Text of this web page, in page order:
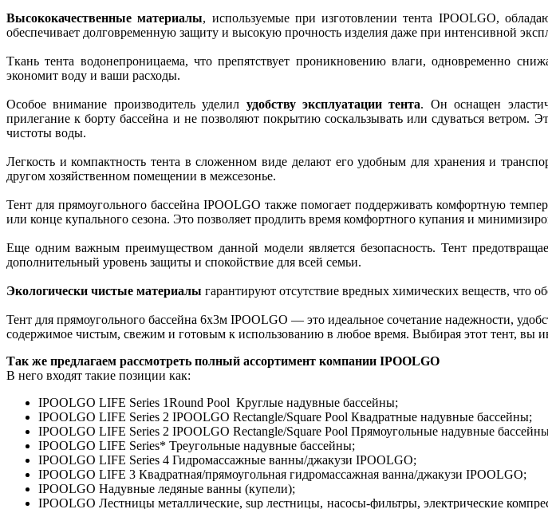
Высококачественные материалы, используемые при изготовлении тента IPOOLGO,
обеспечивает долговременную защиту и высокую прочность изделия даже при интенсивной
Ткань тента водонепроницаема, что препятствует проникновению влаги, одновременно
экономит воду и ваши расходы.
Особое внимание производитель уделил удобству эксплуатации тента. Он оснащен
прилегание к борту бассейна и не позволяют покрытию соскальзывать или сдуваться
чистоты воды.
Легкость и компактность тента в сложенном виде делают его удобным для хранения и
другом хозяйственном помещении в межсезонье.
Тент для прямоугольного бассейна IPOOLGO также помогает поддерживать комфортную
или конце купального сезона. Это позволяет продлить время комфортного купания и
Еще одним важным преимуществом данной модели является безопасность. Тент
дополнительный уровень защиты и спокойствие для всей семьи.
Экологически чистые материалы гарантируют отсутствие вредных химических веществ, что
Тент для прямоугольного бассейна 6х3м IPOOLGO — это идеальное сочетание надежности,
содержимое чистым, свежим и готовым к использованию в любое время. Выбирая этот тент, вы
Так же предлагаем рассмотреть полный ассортимент компании IPOOLGO
В него входят такие позиции как:
IPOOLGO LIFE Series 1Round Pool Круглые надувные бассейны;
IPOOLGO LIFE Series 2 IPOOLGO Rectangle/Square Pool Квадратные надувные бассейны;
IPOOLGO LIFE Series 2 IPOOLGO Rectangle/Square Pool Прямоугольные надувные
IPOOLGO LIFE Series* Треугольные надувные бассейны;
IPOOLGO LIFE Series 4 Гидромассажные ванны/джакузи IPOOLGO;
IPOOLGO LIFE 3 Квадратная/прямоугольная гидромассажная ванна/джакузи IPOOLGO;
IPOOLGO Надувные ледяные ванны (купели);
IPOOLGO Лестницы металлические, sup лестницы, насосы-фильтры, электрические